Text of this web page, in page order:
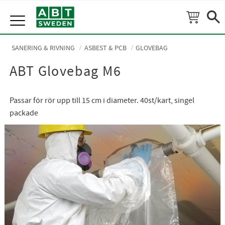
Meny
SANERING & RIVNING ASBEST & PCB GLOVEBAG
ABT Glovebag M6
Passar för rör upp till 15 cm i diameter. 40st/kart, singel
packade